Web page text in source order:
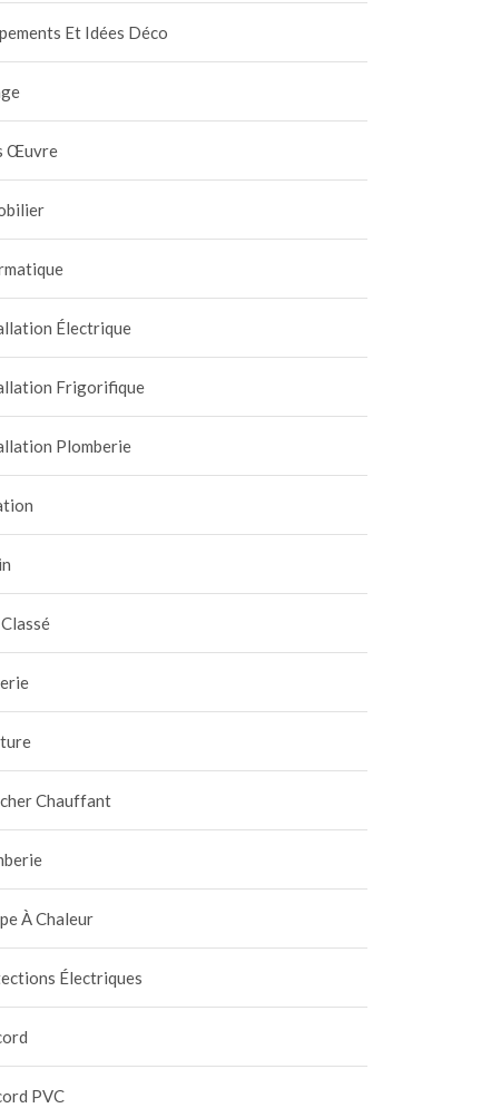
une chaudière
Et Idées Déco
Œuvre
Électrique
Frigorifique
Plomberie
Chauffant
À Chaleur
Électriques
PVC